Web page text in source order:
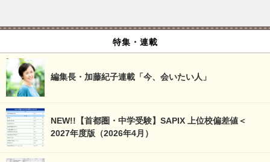
特集・連載
編集長・加藤紀子連載「今、会いたい人」
NEW!!【首都圏・中学受験】SAPIX 上位校偏差値＜
2027年度版（2026年4月）